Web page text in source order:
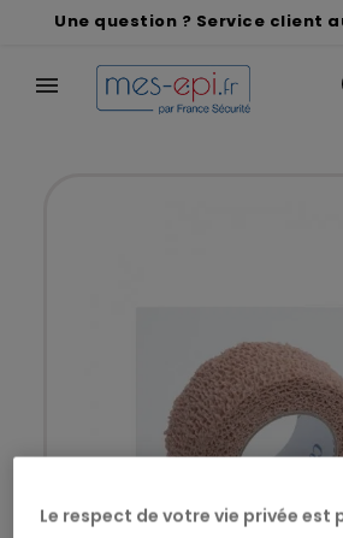
Une question ? Service client
Le respect de votre vie privée est